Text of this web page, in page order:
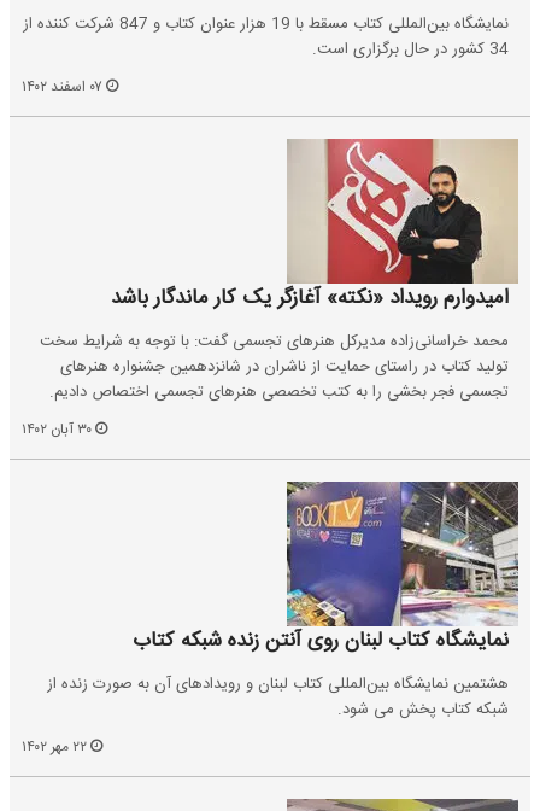
نمایشگاه بین‌المللی کتاب مسقط با 19 هزار عنوان کتاب و 847 شرکت کننده از
34 کشور در حال برگزاری است.
امیدوارم رویداد «نکته» آغازگر یک کار ماندگار باشد
محمد خراسانی‌زاده مدیرکل هنرهای تجسمی گفت: با توجه به شرایط سخت
تولید کتاب در راستای حمایت از ناشران در شانزدهمین جشنواره هنرهای
تجسمی فجر بخشی را به کتب تخصصی هنرهای تجسمی اختصاص دادیم.
نمایشگاه کتاب لبنان روی آنتن زنده شبکه کتاب
هشتمین نمایشگاه بین‌المللی کتاب لبنان و رویدادهای آن به صورت زنده از
شبکه کتاب پخش می شود.